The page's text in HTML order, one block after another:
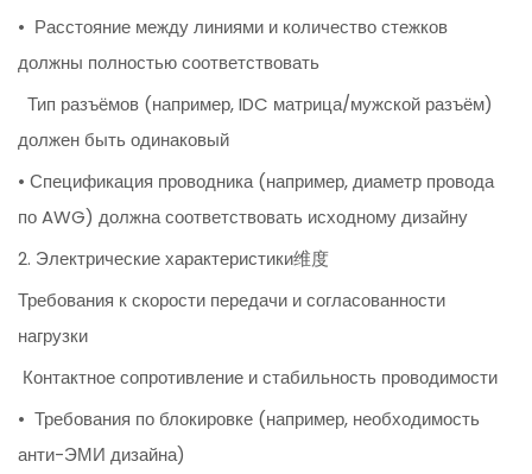
• Расстояние между линиями и количество стежков
должны полностью соответствовать
Тип разъёмов (например, IDC матрица/мужской разъём)
должен быть одинаковый
• Спецификация проводника (например, диаметр провода
по AWG) должна соответствовать исходному дизайну
2. Электрические характеристики维度
Требования к скорости передачи и согласованности
нагрузки
Контактное сопротивление и стабильность проводимости
• Требования по блокировке (например, необходимость
анти-ЭМИ дизайна)